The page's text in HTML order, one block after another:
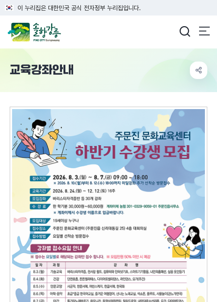
이 누리집은 대한민국 공식 전자정부 누리집입니다.
교육강좌안내